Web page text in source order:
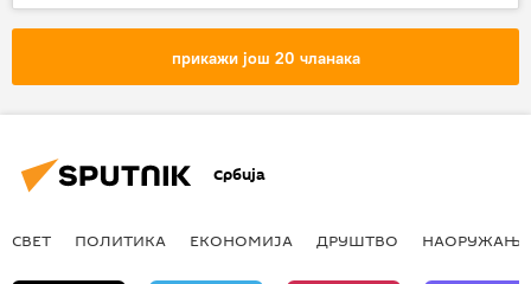
Спорт
Фудбал
прикажи још 20 чланака
Србија
СВЕТ ПОЛИТИКА ЕКОНОМИЈА ДРУШТВО НАОРУЖАЊЕ